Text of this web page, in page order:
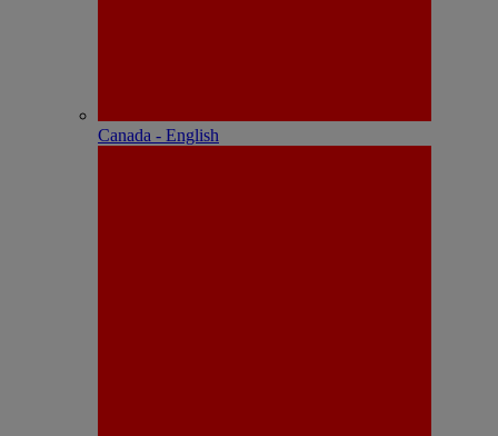
Canada - English